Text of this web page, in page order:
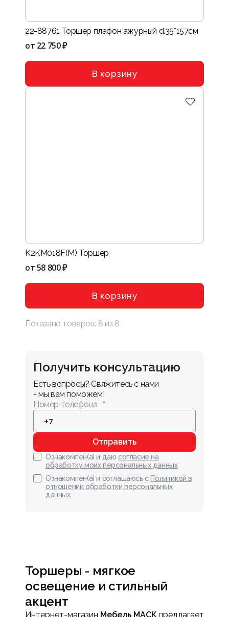
22-88761 Торшер плафон ажурный d.35*157см
от 22 750 ₽
В корзину
K2KM018F(M) Торшер
от58 800 ₽
В корзину
Показано товаров: 8 из 8
Получить консультацию
Есть вопросы? Свяжитесь с нами
- мы вам поможем!
Номер телефона
Отправить
Ознакомлен(а) и даю согласие на
обработку моих персональных данных
Ознакомлен(а) и соглашаюсь с Политикой в
отношении обработки персональных
данных
Торшеры - мягкое
освещение и стильный
акцент
Интернет-магазин Мебель МАСК предлагает